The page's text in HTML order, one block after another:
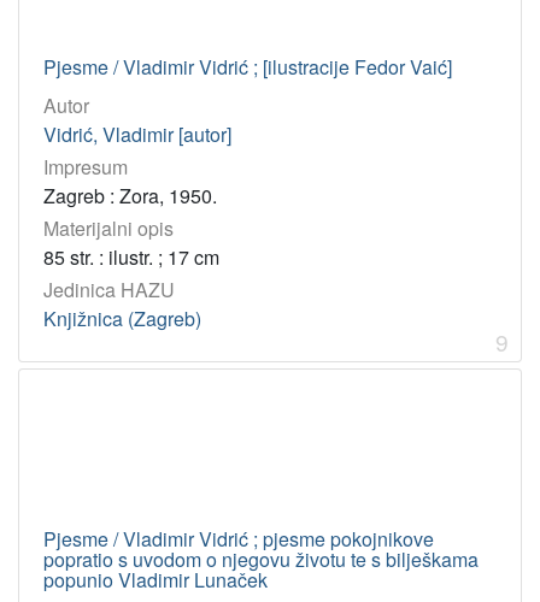
Pjesme / Vladimir Vidrić ; [ilustracije Fedor Vaić]
Autor
Vidrić, Vladimir [autor]
Impresum
Zagreb : Zora, 1950.
Materijalni opis
85 str. : ilustr. ; 17 cm
Jedinica HAZU
Knjižnica (Zagreb)
9
Pjesme / Vladimir Vidrić ; pjesme pokojnikove
popratio s uvodom o njegovu životu te s bilješkama
popunio Vladimir Lunaček